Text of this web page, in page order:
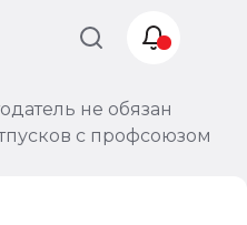
не обязан
с профсоюзом